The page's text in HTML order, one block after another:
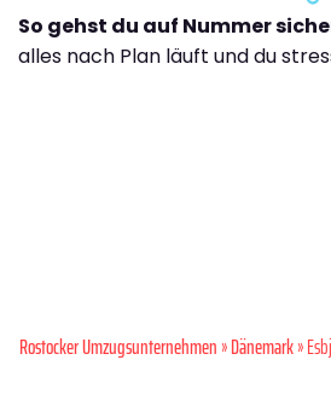
So gehst du auf Nummer
alles nach Plan läuft und du
Rostocker Umzugsunternehmen»Dänemark»